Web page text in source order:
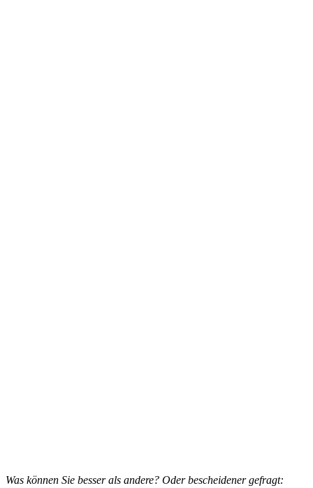
Was können Sie besser als andere? Oder bescheidener gefragt: